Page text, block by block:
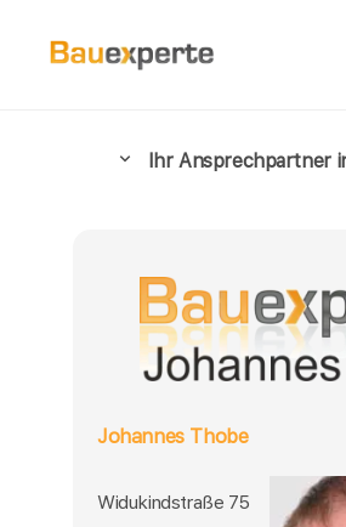
Ihr Ansprechpartner
Johannes Thobe
Widukindstraße 75